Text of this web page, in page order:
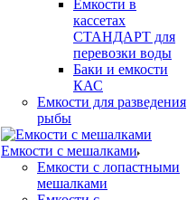
Емкости в
кассетах
СТАНДАРТ для
перевозки воды
Баки и емкости
КАС
Емкости для разведения
рыбы
Емкости с мешалками
Емкости с лопастными
мешалками